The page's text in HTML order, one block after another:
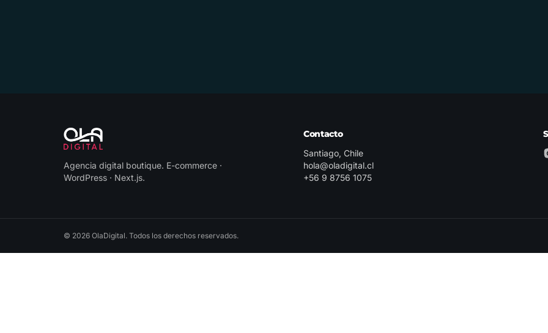
Agencia digital boutique. E-commerce ·
WordPress · Next.js.
Contacto
Santiago, Chile
hola@oladigital.cl
+56 9 8756 1075
© 2026 OlaDigital. Todos los derechos reservados.